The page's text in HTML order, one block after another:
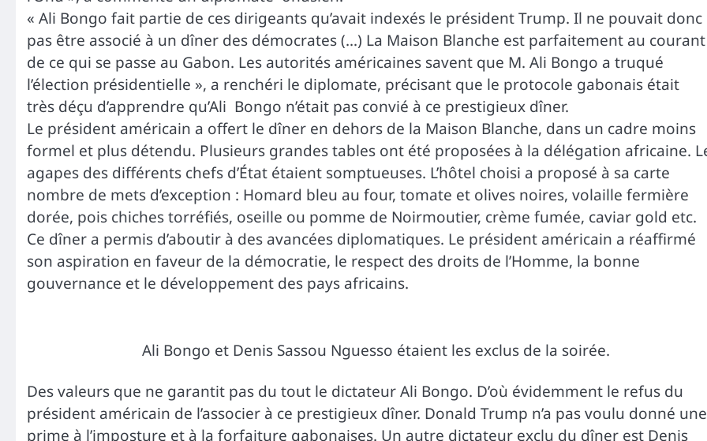
« Ali Bongo fait partie de ces dirigeants qu’avait indexés le président Trump. Il ne pouvait donc
pas être associé à un dîner des démocrates (…) La Maison Blanche est parfaitement au courant
de ce qui se passe au Gabon. Les autorités américaines savent que M. Ali Bongo a truqué
l’élection présidentielle », a renchéri le diplomate, précisant que le protocole gabonais était
très déçu d’apprendre qu’Ali Bongo n’était pas convié à ce prestigieux dîner.
Le président américain a offert le dîner en dehors de la Maison Blanche, dans un cadre moins
formel et plus détendu. Plusieurs grandes tables ont été proposées à la délégation africaine.
agapes des différents chefs d’État étaient somptueuses. L’hôtel choisi a proposé à sa carte
nombre de mets d’exception : Homard bleu au four, tomate et olives noires, volaille fermière
dorée, pois chiches torréfiés, oseille ou pomme de Noirmoutier, crème fumée, caviar gold etc.
Ce dîner a permis d’aboutir à des avancées diplomatiques. Le président américain a réaffirmé
son aspiration en faveur de la démocratie, le respect des droits de l’Homme, la bonne
gouvernance et le développement des pays africains.
Ali Bongo et Denis Sassou Nguesso étaient les exclus de la soirée.
Des valeurs que ne garantit pas du tout le dictateur Ali Bongo. D’où évidemment le refus du
président américain de l’associer à ce prestigieux dîner. Donald Trump n’a pas voulu donné une
prime à l’imposture et à la forfaiture gabonaises. Un autre dictateur exclu du dîner est Denis